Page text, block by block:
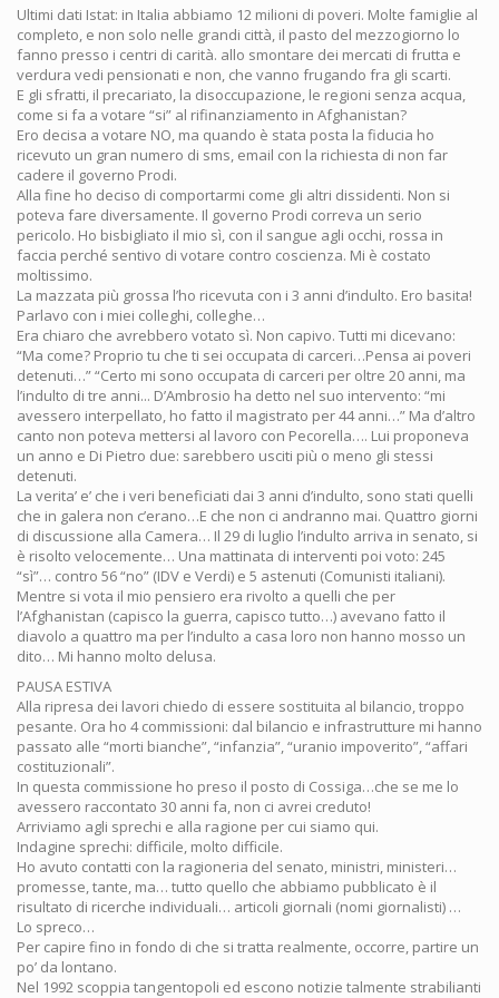
Ultimi dati Istat: in Italia abbiamo 12 milioni di poveri. Molte famiglie al
completo, e non solo nelle grandi città, il pasto del mezzogiorno lo
fanno presso i centri di carità. allo smontare dei mercati di frutta e
verdura vedi pensionati e non, che vanno frugando fra gli scarti.
E gli sfratti, il precariato, la disoccupazione, le regioni senza acqua,
come si fa a votare “si” al rifinanziamento in Afghanistan?
Ero decisa a votare NO, ma quando è stata posta la fiducia ho
ricevuto un gran numero di sms, email con la richiesta di non far
cadere il governo Prodi.
Alla fine ho deciso di comportarmi come gli altri dissidenti. Non si
poteva fare diversamente. Il governo Prodi correva un serio
pericolo. Ho bisbigliato il mio sì, con il sangue agli occhi, rossa in
faccia perché sentivo di votare contro coscienza. Mi è costato
moltissimo.
La mazzata più grossa l’ho ricevuta con i 3 anni d’indulto. Ero basita!
Parlavo con i miei colleghi, colleghe…
Era chiaro che avrebbero votato sì. Non capivo. Tutti mi dicevano:
“Ma come? Proprio tu che ti sei occupata di carceri…Pensa ai poveri
detenuti…” “Certo mi sono occupata di carceri per oltre 20 anni, ma
l’indulto di tre anni... D’Ambrosio ha detto nel suo intervento: “mi
avessero interpellato, ho fatto il magistrato per 44 anni…” Ma d’altro
canto non poteva mettersi al lavoro con Pecorella…. Lui proponeva
un anno e Di Pietro due: sarebbero usciti più o meno gli stessi
detenuti.
La verita’ e’ che i veri beneficiati dai 3 anni d’indulto, sono stati quelli
che in galera non c’erano…E che non ci andranno mai. Quattro giorni
di discussione alla Camera… Il 29 di luglio l’indulto arriva in senato, si
è risolto velocemente… Una mattinata di interventi poi voto: 245
“sì”… contro 56 “no” (IDV e Verdi) e 5 astenuti (Comunisti italiani).
Mentre si vota il mio pensiero era rivolto a quelli che per
l’Afghanistan (capisco la guerra, capisco tutto…) avevano fatto il
diavolo a quattro ma per l’indulto a casa loro non hanno mosso un
dito… Mi hanno molto delusa.
PAUSA ESTIVA
Alla ripresa dei lavori chiedo di essere sostituita al bilancio, troppo
pesante. Ora ho 4 commissioni: dal bilancio e infrastrutture mi hanno
passato alle “morti bianche”, “infanzia”, “uranio impoverito”, “affari
costituzionali”.
In questa commissione ho preso il posto di Cossiga…che se me lo
avessero raccontato 30 anni fa, non ci avrei creduto!
Arriviamo agli sprechi e alla ragione per cui siamo qui.
Indagine sprechi: difficile, molto difficile.
Ho avuto contatti con la ragioneria del senato, ministri, ministeri…
promesse, tante, ma… tutto quello che abbiamo pubblicato è il
risultato di ricerche individuali… articoli giornali (nomi giornalisti) …
Lo spreco…
Per capire fino in fondo di che si tratta realmente, occorre, partire un
po’ da lontano.
Nel 1992 scoppia tangentopoli ed escono notizie talmente strabilianti